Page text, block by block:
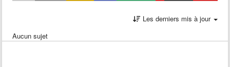
Les derniers mis à jour
Aucun sujet